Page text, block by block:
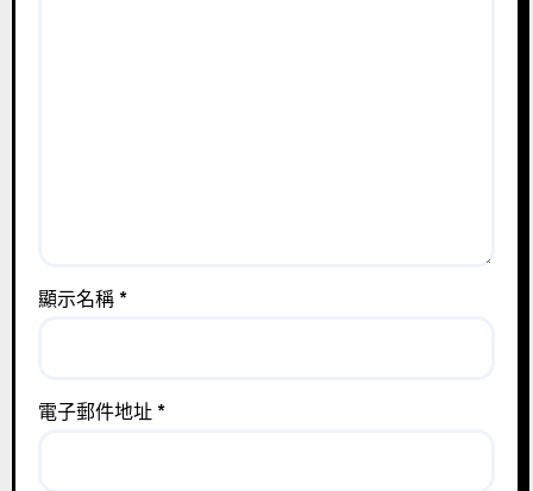
顯示名稱 *
電子郵件地址 *